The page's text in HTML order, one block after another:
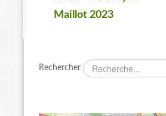
Maillot 2023
Rechercher